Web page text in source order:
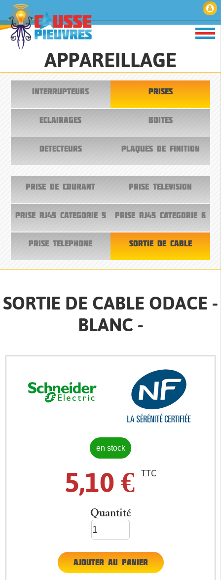
APPAREILLAGE
INTERRUPTEURS PRISES
ECLAIRAGES BOITES
DETECTEURS PLAQUES DE FINITION
PRISE DE COURANT PRISE TELEVISION
PRISE RJ45 CATEGORIE 5 PRISE RJ45 CATEGORIE 6
PRISE TELEPHONE SORTIE DE CABLE
SORTIE DE CABLE ODACE -
BLANC -
en stock
5,10 € TTC
Quantité